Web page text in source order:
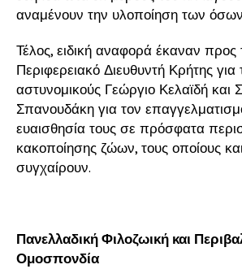
αναμένουν την υλοποίηση των
Τέλος, ειδική αναφορά έκαναν προς
Περιφερειακό Διευθυντή Κρήτης για
αστυνομικούς Γεώργιο Κελαϊδή και
Σπανουδάκη για τον
ευαισθησία τους σε πρόσφατα
κακοποίησης ζώων, τους οποίους
συγχαίρουν.
Πανελλαδική Φιλοζωική και
Ομοσπονδία